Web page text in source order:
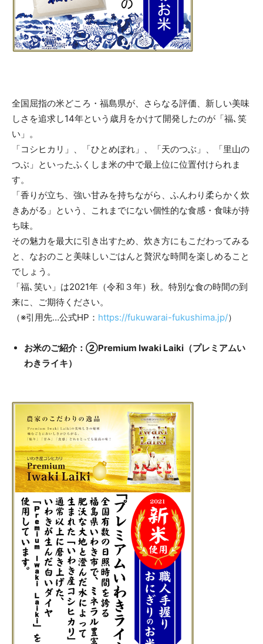
全国屈指の米どころ・福島県が、さらなる評価、新しい美味
しさを追求し14年という歳月をかけて開発したのが「福､笑
い」。
「コシヒカリ」、「ひとめぼれ」、「天のつぶ」、「里山の
つぶ」といったふくしま米の中で最上位に位置付けられま
す。
「香りが立ち、強い甘みを持ちながら、ふんわり柔らかく炊
きあがる」という、これまでにない個性的な食感・食味が持
ち味。
その魅力を最大に引き出すため、炊き方にもこだわってみる
と、なおのこと美味しいごはんと贅沢な時間を楽しめること
でしょう。
「福､笑い」は2021年（令和３年）秋。特別な食の時間の到
来に、ご期待ください。
（※引用先…公式HP： https://fukuwarai-fukushima.jp/）
お米のご紹介：②Premium Iwaki Laiki（プレミアムい
わきライキ）